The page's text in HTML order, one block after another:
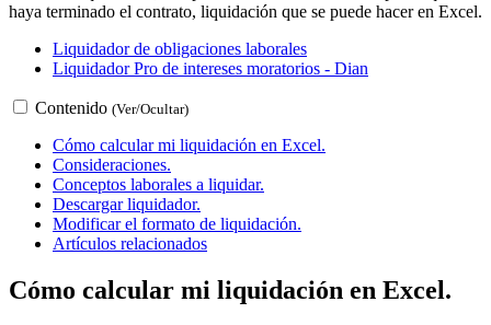
haya terminado el contrato, liquidación que se puede hacer en Excel.
Liquidador de obligaciones laborales
Liquidador Pro de intereses moratorios - Dian
Contenido (Ver/Ocultar)
Cómo calcular mi liquidación en Excel.
Consideraciones.
Conceptos laborales a liquidar.
Descargar liquidador.
Modificar el formato de liquidación.
Artículos relacionados
Cómo calcular mi liquidación en Excel.